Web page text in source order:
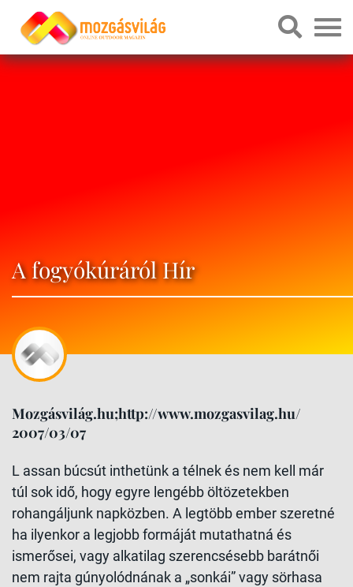
A fogyókúráról Hír
Mozgásvilág.hu;http://www.mozgasvilag.hu/
2007/03/07
L assan búcsút inthetünk a télnek és nem kell már
túl sok idő, hogy egyre lengébb öltözetekben
rohangáljunk napközben. A legtöbb ember szeretné
ha ilyenkor a legjobb formáját mutathatná és
ismerősei, vagy alkatilag szerencsésebb barátnői
nem rajta gúnyolódnának a „sonkái” vagy sörhasa